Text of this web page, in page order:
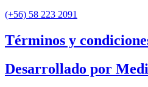
(+56) 58 223 2091
Términos y
Desarrollado por